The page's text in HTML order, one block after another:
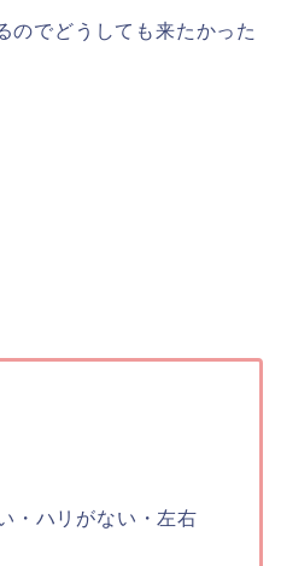
のでどうしても来たかった
・ハリがない・左右